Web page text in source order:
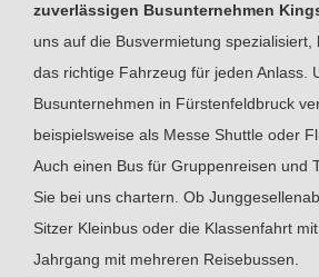
zuverlässigen Busunternehmen
uns auf die Busvermietung spezialisiert,
das richtige Fahrzeug für jeden Anlass.
Busunternehmen in Fürstenfeldbruck
beispielsweise als Messe Shuttle oder
Auch einen Bus für Gruppenreisen und
Sie bei uns chartern. Ob
Sitzer Kleinbus oder die Klassenfahrt
Jahrgang mit mehreren Reisebussen.